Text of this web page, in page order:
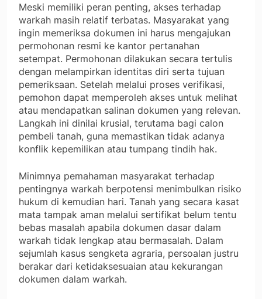
Meski memiliki peran penting, akses terhadap
warkah masih relatif terbatas. Masyarakat yang
ingin memeriksa dokumen ini harus mengajukan
permohonan resmi ke kantor pertanahan
setempat. Permohonan dilakukan secara tertulis
dengan melampirkan identitas diri serta tujuan
pemeriksaan. Setelah melalui proses verifikasi,
pemohon dapat memperoleh akses untuk melihat
atau mendapatkan salinan dokumen yang relevan.
Langkah ini dinilai krusial, terutama bagi calon
pembeli tanah, guna memastikan tidak adanya
konflik kepemilikan atau tumpang tindih hak.
Minimnya pemahaman masyarakat terhadap
pentingnya warkah berpotensi menimbulkan risiko
hukum di kemudian hari. Tanah yang secara kasat
mata tampak aman melalui sertifikat belum tentu
bebas masalah apabila dokumen dasar dalam
warkah tidak lengkap atau bermasalah. Dalam
sejumlah kasus sengketa agraria, persoalan justru
berakar dari ketidaksesuaian atau kekurangan
dokumen dalam warkah.